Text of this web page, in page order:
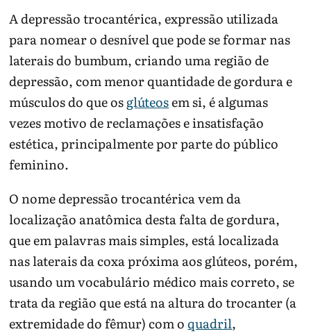
A depressão trocantérica, expressão utilizada
para nomear o desnível que pode se formar nas
laterais do bumbum, criando uma região de
depressão, com menor quantidade de gordura e
músculos do que osglúteosem si, é algumas
vezes motivo de reclamações e insatisfação
estética, principalmente por parte do público
feminino.
O nome depressão trocantérica vem da
localização anatômica desta falta de gordura,
que em palavras mais simples, está localizada
nas laterais da coxa próxima aos glúteos, porém,
usando um vocabulário médico mais correto, se
trata da região que está na altura do trocanter (a
extremidade do fêmur) com oquadril,